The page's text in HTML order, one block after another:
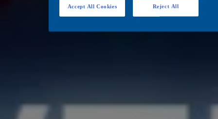
Reject All
Accept All Cookies